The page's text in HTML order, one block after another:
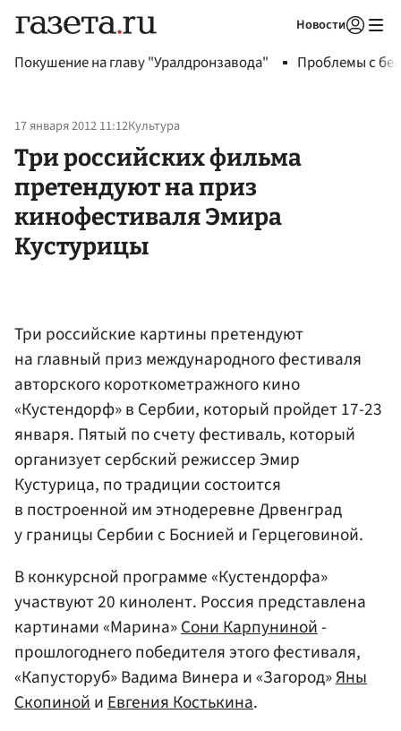
Новости
Покушение на главу "Уралдронзавода" Проблемы с
17 января 2012 11:12Культура
Три российских фильма
претендуют на приз
кинофестиваля Эмира
Кустурицы
Три российские картины претендуют
на главный приз международного фестиваля
авторского короткометражного кино
«Кустендорф» в Сербии, который пройдет 17-23
января. Пятый по счету фестиваль, который
организует сербский режиссер Эмир
Кустурица, по традиции состоится
в построенной им этнодеревне Дрвенград
у границы Сербии с Боснией и Герцеговиной.
В конкурсной программе «Кустендорфа»
участвуют 20 кинолент. Россия представлена
картинами «Марина»Сони Карпуниной-
прошлогоднего победителя этого фестиваля,
«Капусторуб» Вадима Винера и «Загород»Яны
СкопинойиЕвгения Костькина.